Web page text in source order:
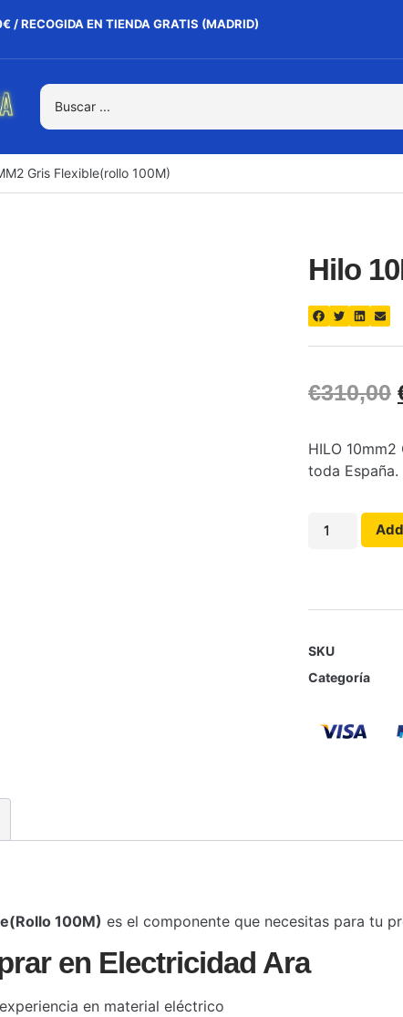
/ RECOGIDA EN TIENDA GRATIS (MADRID)
Gris Flexible(rollo 100M)
Hilo
€310,00
HILO
toda España.
SKU
Categoría
100M) es el componente que necesitas para tu
en Electricidad Ara
en material eléctrico